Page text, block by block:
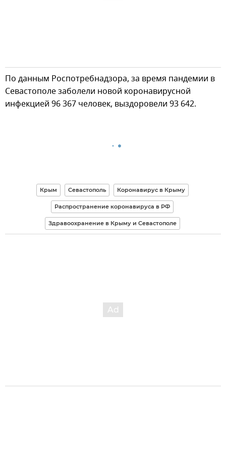
По данным Роспотребнадзора, за время пандемии в
Севастополе заболели новой коронавирусной
инфекцией 96 367 человек, выздоровели 93 642.
Крым Севастополь Коронавирус в Крыму
Распространение коронавируса в РФ
Здравоохранение в Крыму и Севастополе